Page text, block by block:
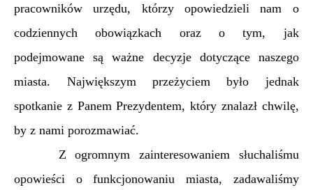
pracowników urzędu, którzy opowiedzieli nam o
codziennych obowiązkach oraz o tym, jak
podejmowane są ważne decyzje dotyczące naszego
miasta. Największym przeżyciem było jednak
spotkanie z Panem Prezydentem, który znalazł chwilę,
by z nami porozmawiać.
Z ogromnym zainteresowaniem słuchaliśmu
opowieści o funkcjonowaniu miasta, zadawaliśmy